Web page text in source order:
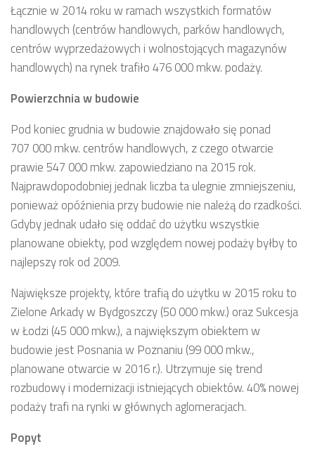
Łącznie w 2014 roku w ramach wszystkich formatów
handlowych (centrów handlowych, parków handlowych,
centrów wyprzedażowych i wolnostojących magazynów
handlowych) na rynek trafiło 476 000 mkw. podaży.
Powierzchnia w budowie
Pod koniec grudnia w budowie znajdowało się ponad
707 000 mkw. centrów handlowych, z czego otwarcie
prawie 547 000 mkw. zapowiedziano na 2015 rok.
Najprawdopodobniej jednak liczba ta ulegnie zmniejszeniu,
ponieważ opóźnienia przy budowie nie należą do rzadkości.
Gdyby jednak udało się oddać do użytku wszystkie
planowane obiekty, pod względem nowej podaży byłby to
najlepszy rok od 2009.
Największe projekty, które trafią do użytku w 2015 roku to
Zielone Arkady w Bydgoszczy (50 000 mkw.) oraz Sukcesja
w Łodzi (45 000 mkw.), a największym obiektem w
budowie jest Posnania w Poznaniu (99 000 mkw.,
planowane otwarcie w 2016 r.). Utrzymuje się trend
rozbudowy i modernizacji istniejących obiektów. 40% nowej
podaży trafi na rynki w głównych aglomeracjach.
Popyt